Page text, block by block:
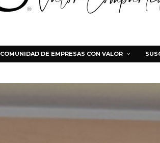
COMUNIDAD DE EMPRESAS CON VALOR